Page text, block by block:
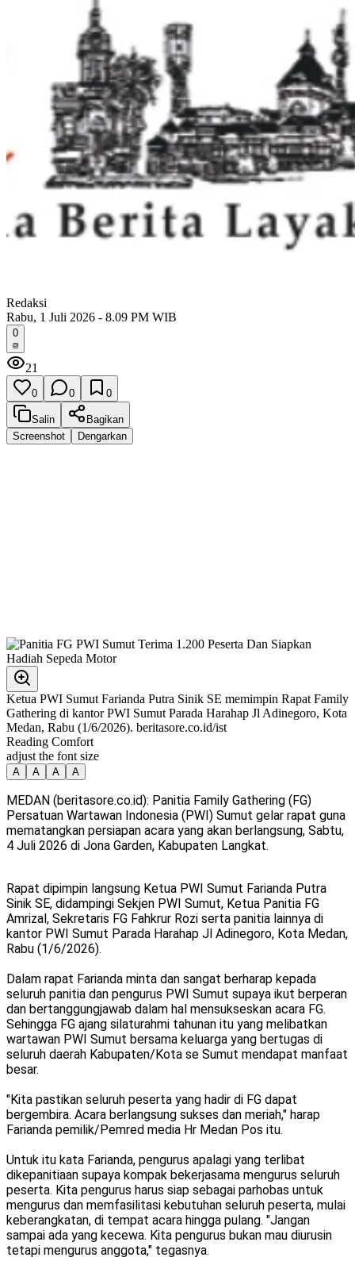
Redaksi
Rabu, 1 Juli 2026 - 8.09 PM WIB
0
21
0 0 0
Salin
Bagikan
Screenshot
Dengarkan
Ketua PWI Sumut Farianda Putra Sinik SE memimpin Rapat Family
Gathering di kantor PWI Sumut Parada Harahap Jl Adinegoro, Kota
Medan, Rabu (1/6/2026). beritasore.co.id/ist
Reading Comfort
adjust the font size
A A A A
MEDAN (beritasore.co.id): Panitia Family Gathering (FG)
Persatuan Wartawan Indonesia (PWI) Sumut gelar rapat guna
mematangkan persiapan acara yang akan berlangsung, Sabtu,
4 Juli 2026 di Jona Garden, Kabupaten Langkat.
Rapat dipimpin langsung Ketua PWI Sumut Farianda Putra
Sinik SE, didampingi Sekjen PWI Sumut, Ketua Panitia FG
Amrizal, Sekretaris FG Fahkrur Rozi serta panitia lainnya di
kantor PWI Sumut Parada Harahap Jl Adinegoro, Kota Medan,
Rabu (1/6/2026).
Dalam rapat Farianda minta dan sangat berharap kepada
seluruh panitia dan pengurus PWI Sumut supaya ikut berperan
dan bertanggungjawab dalam hal mensukseskan acara FG.
Sehingga FG ajang silaturahmi tahunan itu yang melibatkan
wartawan PWI Sumut bersama keluarga yang bertugas di
seluruh daerah Kabupaten/Kota se Sumut mendapat manfaat
besar.
"Kita pastikan seluruh peserta yang hadir di FG dapat
bergembira. Acara berlangsung sukses dan meriah," harap
Farianda pemilik/Pemred media Hr Medan Pos itu.
Untuk itu kata Farianda, pengurus apalagi yang terlibat
dikepanitiaan supaya kompak bekerjasama mengurus seluruh
peserta. Kita pengurus harus siap sebagai parhobas untuk
mengurus dan memfasilitasi kebutuhan seluruh peserta, mulai
keberangkatan, di tempat acara hingga pulang. "Jangan
sampai ada yang kecewa. Kita pengurus bukan mau diurusin
tetapi mengurus anggota," tegasnya.